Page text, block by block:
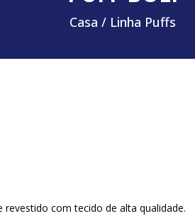
Casa / Linha Puffs
com tecido de alta qualidade.